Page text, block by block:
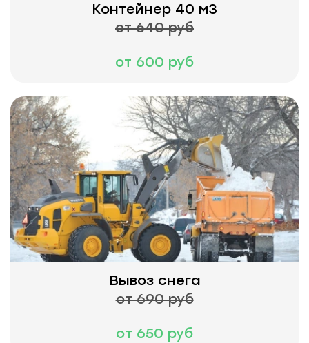
Контейнер 40 м3
от 640 руб
от 600 руб
Вывоз снега
от 690 руб
от 650 руб